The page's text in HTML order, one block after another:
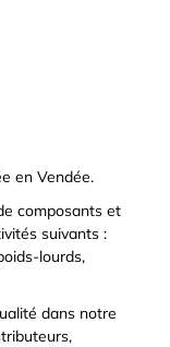
en Vendée.
composants et
suivants :
lourds,
dans notre